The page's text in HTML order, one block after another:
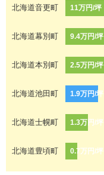
北海道音更町 11万円/坪
北海道幕別町 9.4万円/坪
北海道本別町 2.5万円/坪
北海道池田町 1.9万円/坪
北海道士幌町 1.3万円/坪
北海道豊頃町 0.7万円/坪